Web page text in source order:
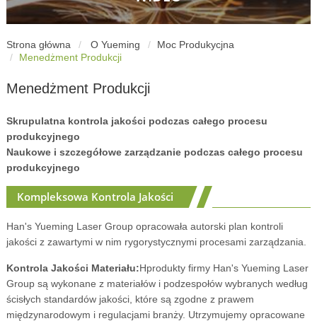
Strona główna O Yueming
Moc Produkycjna
Menedżment Produkcji
Menedżment Produkcji
Skrupulatna kontrola jakości podczas całego procesu
produkcyjnego
Naukowe i szczegółowe zarządzanie podczas całego procesu
produkcyjnego
Kompleksowa Kontrola Jakości
Han's Yueming Laser Group opracowała autorski plan kontroli
jakości z zawartymi w nim rygorystycznymi procesami zarządzania.
Kontrola Jakości Materiału:Hprodukty firmy Han's Yueming Laser
Group są wykonane z materiałów i podzespołów wybranych według
ścisłych standardów jakości, które są zgodne z prawem
międzynarodowym i regulacjami branży. Utrzymujemy opracowane